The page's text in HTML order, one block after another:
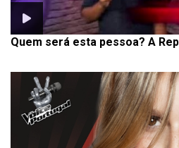
Quem será esta pessoa? A